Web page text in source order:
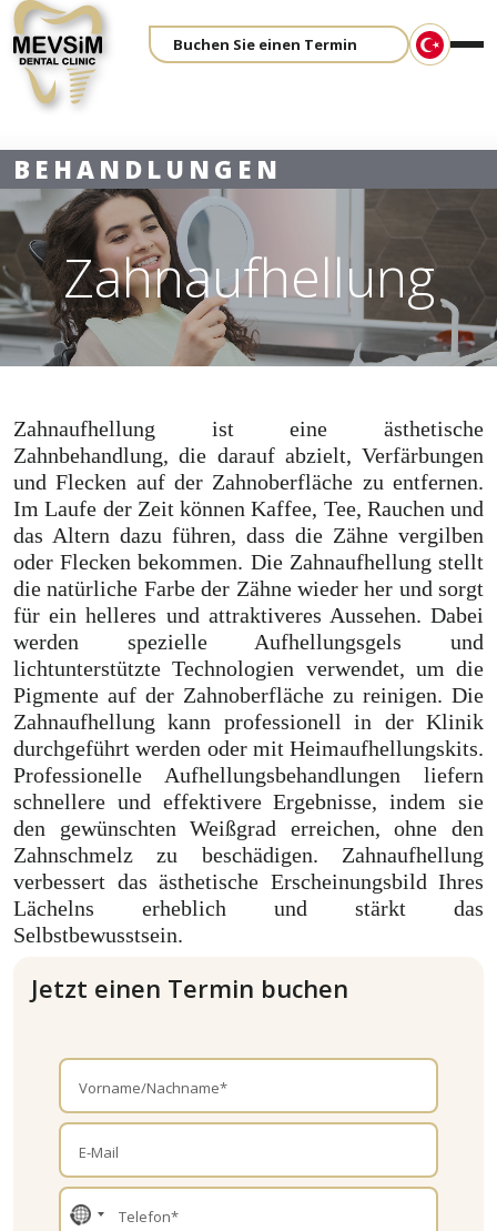
Buchen Sie einen Termin
BEHANDLUNGEN
Zahnaufhellung
Zahnaufhellung ist eine ästhetische
Zahnbehandlung, die darauf abzielt, Verfärbungen
und Flecken auf der Zahnoberfläche zu entfernen.
Im Laufe der Zeit können Kaffee, Tee, Rauchen und
das Altern dazu führen, dass die Zähne vergilben
oder Flecken bekommen. Die Zahnaufhellung stellt
die natürliche Farbe der Zähne wieder her und sorgt
für ein helleres und attraktiveres Aussehen. Dabei
werden spezielle Aufhellungsgels und
lichtunterstützte Technologien verwendet, um die
Pigmente auf der Zahnoberfläche zu reinigen. Die
Zahnaufhellung kann professionell in der Klinik
durchgeführt werden oder mit Heimaufhellungskits.
Professionelle Aufhellungsbehandlungen liefern
schnellere und effektivere Ergebnisse, indem sie
den gewünschten Weißgrad erreichen, ohne den
Zahnschmelz zu beschädigen. Zahnaufhellung
verbessert das ästhetische Erscheinungsbild Ihres
Lächelns erheblich und stärkt das
Selbstbewusstsein.
Jetzt einen Termin buchen
No